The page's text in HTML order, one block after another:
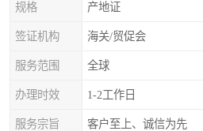
规格 产地证
签证机构 海关/贸促会
服务范围 全球
办理时效 1-2工作日
服务宗旨 客户至上、诚信为先